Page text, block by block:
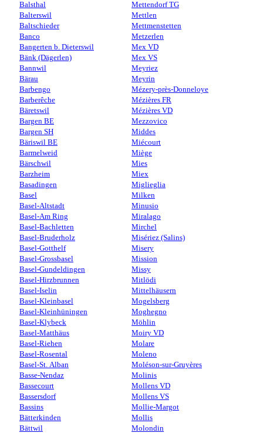
Balsthal
Balterswil
Baltschieder
Banco
Bangerten b. Dieterswil
Bänk (Dägerlen)
Bannwil
Bärau
Barbengo
Barberêche
Bäretswil
Bargen BE
Bargen SH
Bäriswil BE
Barmelweid
Bärschwil
Barzheim
Basadingen
Basel
Basel-Altstadt
Basel-Am Ring
Basel-Bachletten
Basel-Bruderholz
Basel-Gotthelf
Basel-Grossbasel
Basel-Gundeldingen
Basel-Hirzbrunnen
Basel-Iselin
Basel-Kleinbasel
Basel-Kleinhüningen
Basel-Klybeck
Basel-Matthäus
Basel-Riehen
Basel-Rosental
Basel-St. Alban
Basse-Nendaz
Bassecourt
Bassersdorf
Bassins
Bätterkinden
Bättwil
Mettendorf TG
Mettlen
Mettmenstetten
Metzerlen
Mex VD
Mex VS
Meyriez
Meyrin
Mézery-près-Donneloye
Mézières FR
Mézières VD
Mezzovico
Middes
Miécourt
Miège
Mies
Miex
Miglieglia
Milken
Minusio
Miralago
Mirchel
Misériez (Salins)
Misery
Mission
Missy
Mitlödi
Mittelhäusern
Mogelsberg
Moghegno
Möhlin
Moiry VD
Molare
Moleno
Moléson-sur-Gruyères
Molinis
Mollens VD
Mollens VS
Mollie-Margot
Mollis
Molondin